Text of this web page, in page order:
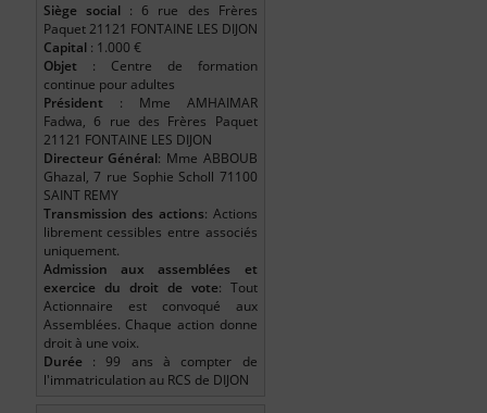
Siège social: 6 rue des Frères
Paquet 21121 FONTAINE LES DIJON
Capital: 1.000 €
Objet : Centre de formation
continue pour adultes
Président : Mme AMHAIMAR
Fadwa, 6 rue des Frères Paquet
21121 FONTAINE LES DIJON
Directeur Général: Mme ABBOUB
Ghazal, 7 rue Sophie Scholl 71100
SAINT REMY
Transmission des actions: Actions
librement cessibles entre associés
uniquement.
Admission aux assemblées et
exercice du droit de vote: Tout
Actionnaire est convoqué aux
Assemblées. Chaque action donne
droit à une voix.
Durée : 99 ans à compter de
l'immatriculation au RCS de DIJON